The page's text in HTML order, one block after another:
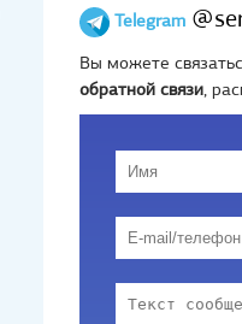
Telegram
Вы можете
обратной связи,